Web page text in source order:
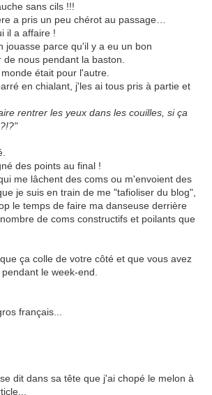
sans cils !!!
a pris un peu chérot au passage…
il a affaire !
jouasse parce qu'il y a eu un bon
nous pendant la baston.
était pour l'autre.
en chialant, j'les ai tous pris à partie et
rentrer les yeux dans les couilles, si ça
des points au final !
me lâchent des coms ou m'envoient des
je suis en train de me "tafioliser du blog",
le temps de faire ma danseuse derrière
nombre de coms constructifs et poilants que
ça colle de votre côté et que vous avez
le week-end.
français...
dit dans sa tête que j'ai chopé le melon à